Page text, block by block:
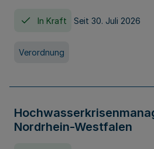
In Kraft Seit 30. Juli 2026
Verordnung
Nordrhein-Westfalen